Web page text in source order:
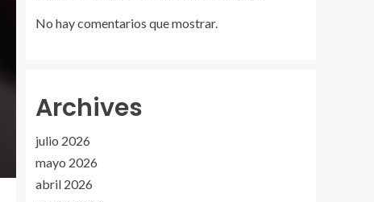
No hay comentarios que mostrar.
Archives
julio 2026
mayo 2026
abril 2026